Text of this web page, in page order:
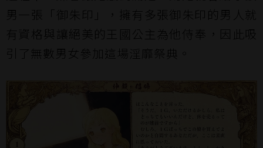
男一張「御朱印」，擁有多張御朱印的男人就
有資格與讓絕美的王國公主為他侍奉，因此吸
引了無數男女參加這場淫靡祭典。